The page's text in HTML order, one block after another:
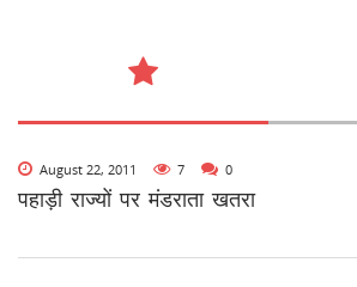
August 22, 2011 7 0
पहाड़ी राज्यों पर मंडराता खतरा